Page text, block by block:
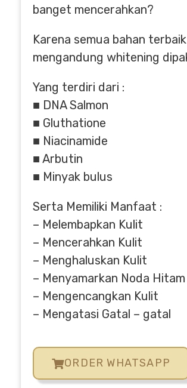
banget mencerahkan?
Karena semua bahan
mengandung whitening
Yang terdiri dari :
■ DNA Salmon
■ Gluthatione
■ Niacinamide
■ Arbutin
■ Minyak bulus
Serta Memiliki Manfaat :
– Melembapkan Kulit
– Mencerahkan Kulit
– Menghaluskan Kulit
– Menyamarkan Noda Hitam
– Mengencangkan Kulit
– Mengatasi Gatal – gatal
ORDER WHATSAPP